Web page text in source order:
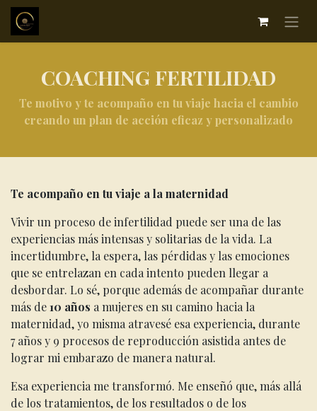
COACHING FERTILIDAD
Te motivo y te acompaño en tu viaje hacia el cambio
creando un plan de acción eficaz y personalizado
Te acompaño en tu viaje a la maternidad
Vivir un proceso de infertilidad puede ser una de las
experiencias más intensas y solitarias de la vida. La
incertidumbre, la espera, las pérdidas y las emociones
que se entrelazan en cada intento pueden llegar a
desbordar. Lo sé, porque además de acompañar durante
más de10 años a mujeres en su camino hacia la
maternidad, yo misma atravesé esa experiencia, durante
7 años y 9 procesos de reproducción asistida antes de
lograr mi embarazo de manera natural.
Esa experiencia me transformó. Me enseñó que, más allá
de los tratamientos, de los resultados o de los